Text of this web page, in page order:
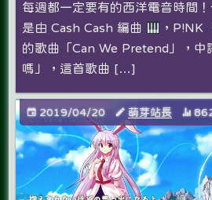
每週都一定要有的西洋電音時間
是由 Cash Cash 編曲
，P!NK
的歌曲「Can We Pretend」，中
嗎」，這首歌曲 […]
2019/04/20 萌芽站長